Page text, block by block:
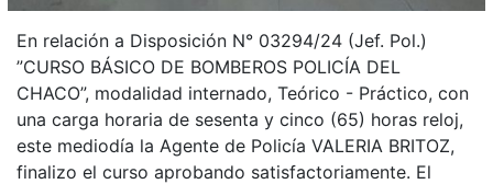
En relación a Disposición N° 03294/24 (Jef. Pol.)
”CURSO BÁSICO DE BOMBEROS POLICÍA DEL
CHACO”, modalidad internado, Teórico - Práctico, con
una carga horaria de sesenta y cinco (65) horas reloj,
este mediodía la Agente de Policía VALERIA BRITOZ,
finalizo el curso aprobando satisfactoriamente. El